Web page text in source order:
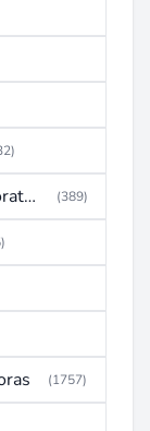
Instrumental (Eléctrico y Laboratorio) (389)
(1757)